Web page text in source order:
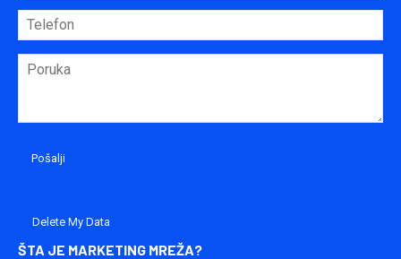
Delete My Data
ŠTA JE MARKETING MREŽA?